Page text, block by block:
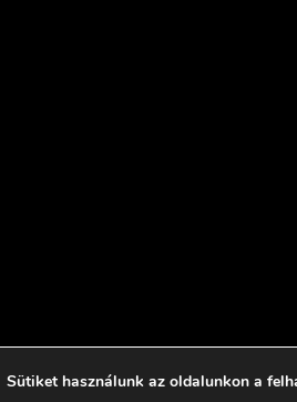
Sütiket használunk az oldalunkon a